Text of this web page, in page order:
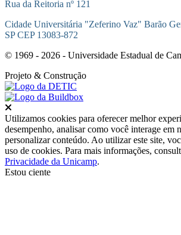
Rua da Reitoria nº 121
Cidade Universitária "Zeferino Vaz" Barão
SP CEP 13083-872
© 1969 - 2026 - Universidade Estadual de
Projeto & Construção
Utilizamos cookies para oferecer melhor
desempenho, analisar como você interage em
personalizar conteúdo. Ao utilizar este site,
uso de cookies. Para mais informações,
Privacidade da Unicamp.
Estou ciente